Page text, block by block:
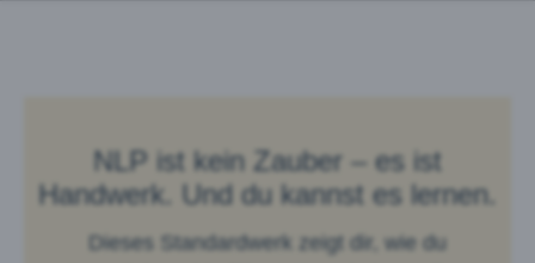
NLP ist kein Zauber – es ist
Handwerk. Und du kannst es lernen.
Dieses Standardwerk zeigt dir, wie du